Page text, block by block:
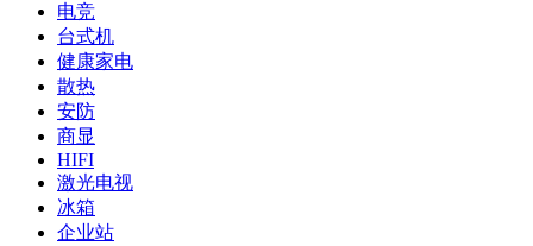
电竞
台式机
健康家电
散热
安防
商显
HIFI
激光电视
冰箱
企业站